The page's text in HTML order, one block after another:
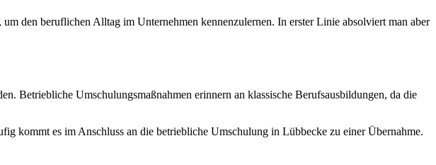
den beruflichen Alltag im Unternehmen kennenzulernen. In erster Linie absolviert man aber
Betriebliche Umschulungsmaßnahmen erinnern an klassische Berufsausbildungen, da die
kommt es im Anschluss an die betriebliche Umschulung in Lübbecke zu einer Übernahme.